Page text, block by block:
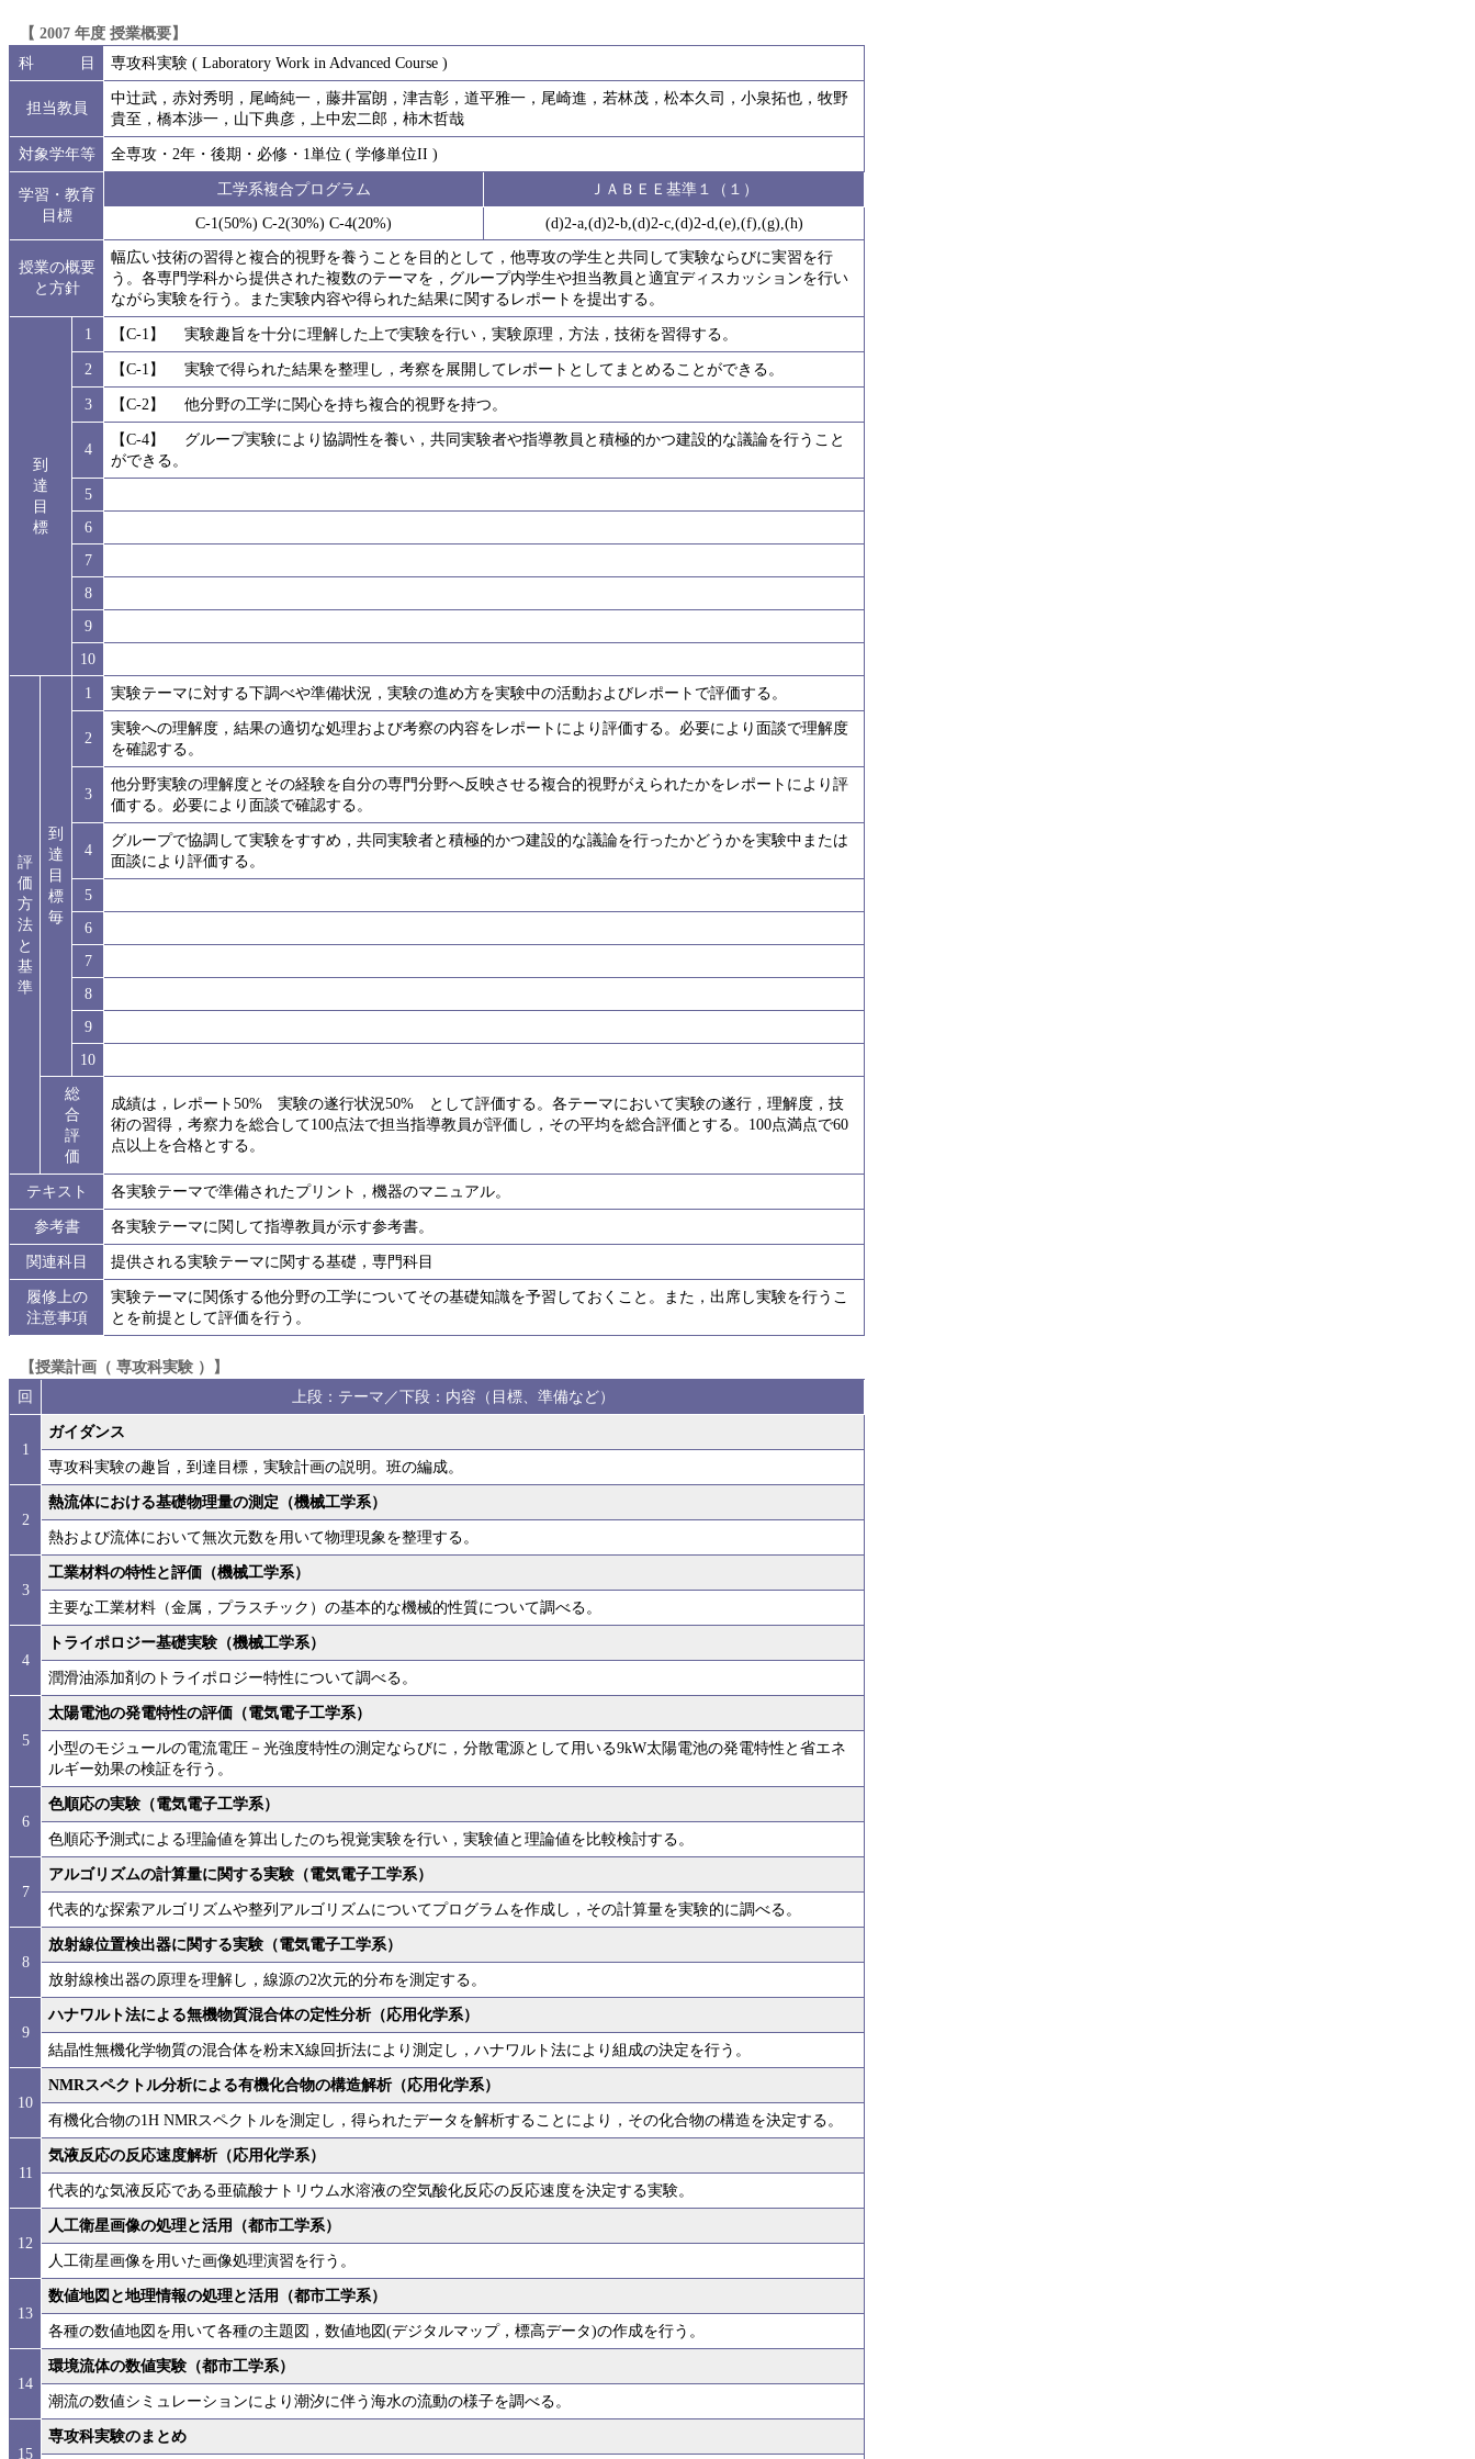
【 2007 年度 授業概要】
科 目
専攻科実験 ( Laboratory Work in Advanced Course )
担当教員
中辻武，赤対秀明，尾崎純一，藤井冨朗，津吉彰，道平雅一，尾崎進，若林茂，松本久司，小泉拓也，牧野
貴至，橋本渉一，山下典彦，上中宏二郎，柿木哲哉
対象学年等
全専攻・2年・後期・必修・1単位 ( 学修単位II )
学習・教育
目標
工学系複合プログラム
ＪＡＢＥＥ基準１（１）
C-1(50%) C-2(30%) C-4(20%)
(d)2-a,(d)2-b,(d)2-c,(d)2-d,(e),(f),(g),(h)
授業の概要
と方針
幅広い技術の習得と複合的視野を養うことを目的として，他専攻の学生と共同して実験ならびに実習を行
う。各専門学科から提供された複数のテーマを，グループ内学生や担当教員と適宜ディスカッションを行い
ながら実験を行う。また実験内容や得られた結果に関するレポートを提出する。
到
達
目
標
1
【C-1】 実験趣旨を十分に理解した上で実験を行い，実験原理，方法，技術を習得する。
2
【C-1】 実験で得られた結果を整理し，考察を展開してレポートとしてまとめることができる。
3
【C-2】 他分野の工学に関心を持ち複合的視野を持つ。
4
【C-4】 グループ実験により協調性を養い，共同実験者や指導教員と積極的かつ建設的な議論を行うこと
ができる。
5
6
7
8
9
10
評
価
方
法
と
基
準
到
達
目
標
毎
1 実験テーマに対する下調べや準備状況，実験の進め方を実験中の活動およびレポートで評価する。
2
実験への理解度，結果の適切な処理および考察の内容をレポートにより評価する。必要により面談で理解度
を確認する。
3
他分野実験の理解度とその経験を自分の専門分野へ反映させる複合的視野がえられたかをレポートにより評
価する。必要により面談で確認する。
4
グループで協調して実験をすすめ，共同実験者と積極的かつ建設的な議論を行ったかどうかを実験中または
面談により評価する。
5
6
7
8
9
10
総
合
評
価
成績は，レポート50% 実験の遂行状況50% として評価する。各テーマにおいて実験の遂行，理解度，技
術の習得，考察力を総合して100点法で担当指導教員が評価し，その平均を総合評価とする。100点満点で60
点以上を合格とする。
テキスト
各実験テーマで準備されたプリント，機器のマニュアル。
参考書
各実験テーマに関して指導教員が示す参考書。
関連科目
提供される実験テーマに関する基礎，専門科目
履修上の
注意事項
実験テーマに関係する他分野の工学についてその基礎知識を予習しておくこと。また，出席し実験を行うこ
とを前提として評価を行う。
【授業計画（ 専攻科実験 ）】
回
上段：テーマ／下段：内容（目標、準備など）
1
ガイダンス
専攻科実験の趣旨，到達目標，実験計画の説明。班の編成。
2
熱流体における基礎物理量の測定（機械工学系）
熱および流体において無次元数を用いて物理現象を整理する。
3
工業材料の特性と評価（機械工学系）
主要な工業材料（金属，プラスチック）の基本的な機械的性質について調べる。
4
トライポロジー基礎実験（機械工学系）
潤滑油添加剤のトライポロジー特性について調べる。
5
太陽電池の発電特性の評価（電気電子工学系）
小型のモジュールの電流電圧－光強度特性の測定ならびに，分散電源として用いる9kW太陽電池の発電特性と省エネ
ルギー効果の検証を行う。
6
色順応の実験（電気電子工学系）
色順応予測式による理論値を算出したのち視覚実験を行い，実験値と理論値を比較検討する。
7
アルゴリズムの計算量に関する実験（電気電子工学系）
代表的な探索アルゴリズムや整列アルゴリズムについてプログラムを作成し，その計算量を実験的に調べる。
8
放射線位置検出器に関する実験（電気電子工学系）
放射線検出器の原理を理解し，線源の2次元的分布を測定する。
9
ハナワルト法による無機物質混合体の定性分析（応用化学系）
結晶性無機化学物質の混合体を粉末X線回折法により測定し，ハナワルト法により組成の決定を行う。
10
NMRスペクトル分析による有機化合物の構造解析（応用化学系）
有機化合物の1H NMRスペクトルを測定し，得られたデータを解析することにより，その化合物の構造を決定する。
11
気液反応の反応速度解析（応用化学系）
代表的な気液反応である亜硫酸ナトリウム水溶液の空気酸化反応の反応速度を決定する実験。
12
人工衛星画像の処理と活用（都市工学系）
人工衛星画像を用いた画像処理演習を行う。
13
数値地図と地理情報の処理と活用（都市工学系）
各種の数値地図を用いて各種の主題図，数値地図(デジタルマップ，標高データ)の作成を行う。
14
環境流体の数値実験（都市工学系）
潮流の数値シミュレーションにより潮汐に伴う海水の流動の様子を調べる。
15
専攻科実験のまとめ